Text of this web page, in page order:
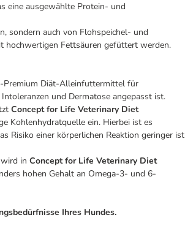
eine ausgewählte Protein- und
sondern auch von Flohspeichel- und
Fettsäuren gefüttert werden.
Premium Diät-Alleinfuttermittel für
und Dermatose angepasst ist.
Concept for Life Veterinary Diet
Kohlenhydratquelle ein. Hierbei ist es
Risiko einer körperlichen Reaktion geringer ist
in Concept for Life Veterinary Diet
hohen Gehalt an Omega-3- und 6-
Ihres Hundes.